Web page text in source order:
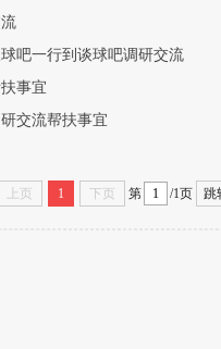
吧一行到谈球吧调研交流
事宜
交流帮扶事宜
上页 1 下页 第 /1页 跳